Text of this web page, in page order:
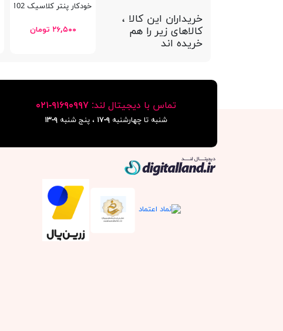
خریداران این کالا ،
کالاهای زیر را هم
خریده اند
خودکار پنتر کلاسیک Semi Gel SGP-102
۲۶,۵۰۰ تومان
تماس با دیجیتال لند: ٩١۶٩٠٩٩٧-٠٢١
شنبه تا چهارشنبه ۹-۱۷ ، پنج شنبه ۹-١٣